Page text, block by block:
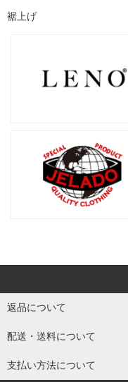
裾上げ
返品について
配送・送料について
支払い方法について